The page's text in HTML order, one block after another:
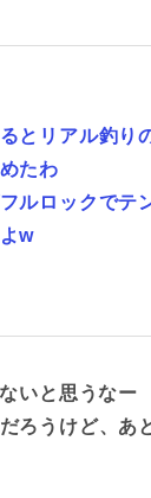
とリアル釣り
たわ
ルロックでテ
w
いと思うなー
ろうけど、あ